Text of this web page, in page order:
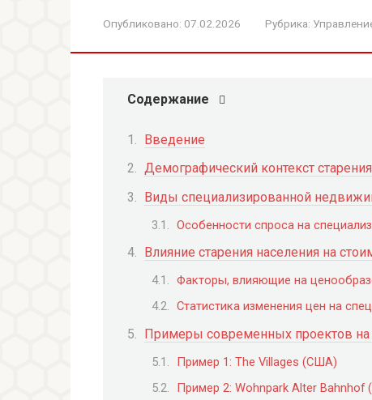
Опубликовано: 07.02.2026 Рубрика:
Содержание
Введение
Демографический контекст
Виды специализированной
Особенности спроса на
Влияние старения населения на
Факторы, влияющие на
Статистика изменения цен на
Примеры современных проектов
Пример 1: The Villages (США)
Пример 2: Wohnpark Alter Bahnhof